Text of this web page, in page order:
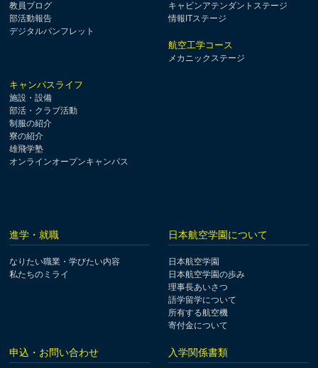
教員ブログ
部活動報告
デジタルパンフレット
キャビンアテンダントステージ
情報ITステージ
航空工学コース
メカニックステージ
キャンパスライフ
施設・設備
部活・クラブ活動
制服の紹介
寮の紹介
雄飛学塾
オンラインオープンキャンパス
進学・就職
なりたい職業・学びたい内容
私たちのミライ
日本航空学園について
日本航空学園
日本航空学園の歩み
理事長あいさつ
語学留学について
所有する航空機
寄付金について
申込・お問い合わせ 入学関係書類